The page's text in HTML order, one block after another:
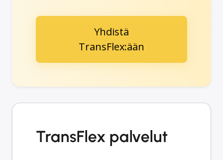
Yhdistä
TransFlex:ään
TransFlex palvelut